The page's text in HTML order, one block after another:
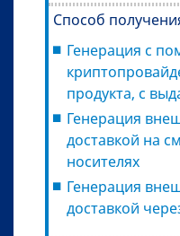
Способ
Генерация с
продукта, с
Генерация
доставкой на
носителях
Генерация
доставкой